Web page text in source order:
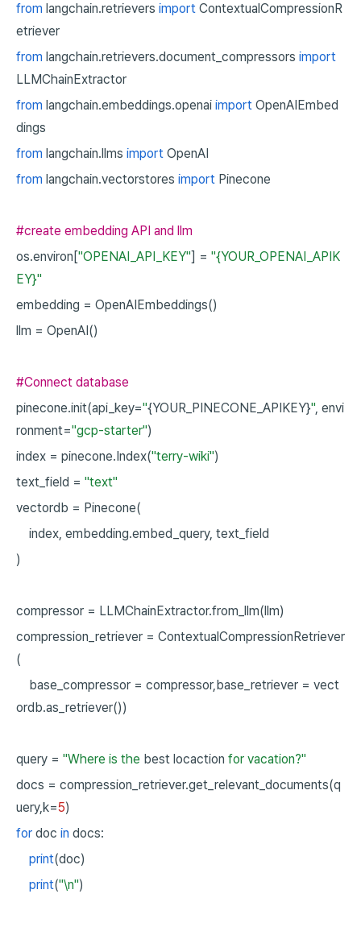
from langchain.retrievers import ContextualCompressionR
etriever
from langchain.retrievers.document_compressors import
LLMChainExtractor
from langchain.embeddings.openai import OpenAIEmbed
dings
from langchain.llms import OpenAI
from langchain.vectorstores import Pinecone
#create embedding API and llm
os.environ["OPENAI_API_KEY"] = "{YOUR_OPENAI_APIK
EY}"
embedding = OpenAIEmbeddings()
llm = OpenAI()
#Connect database
pinecone.init(api_key="{YOUR_PINECONE_APIKEY}", envi
ronment="gcp-starter")
index = pinecone.Index("terry-wiki")
text_field = "text"
vectordb = Pinecone(
index, embedding.embed_query, text_field
)
compressor = LLMChainExtractor.from_llm(llm)
compression_retriever = ContextualCompressionRetriever
(
base_compressor = compressor,base_retriever = vect
ordb.as_retriever())
query = "Where is the best locaction for vacation?"
docs = compression_retriever.get_relevant_documents(q
uery,k=5)
for doc in docs:
print(doc)
print("\n")